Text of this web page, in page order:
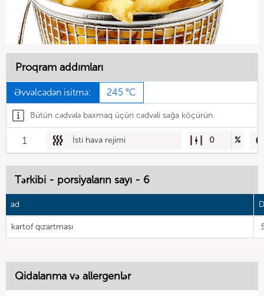
Proqram addımları
Əvvəlcədən isitmə: 245 °C
Bütün cədvələ baxmaq üçün cədvəli sağa köçürün.
1 İsti hava rejimi 0 %
Tərkibi - porsiyaların sayı - 6
ad
kartof qızartması
Qidalanma və allergenlər